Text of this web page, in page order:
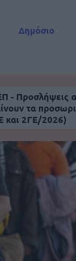
Δημόσιο
- Προσλήψεις
τα
και 2ΓΕ/2026)